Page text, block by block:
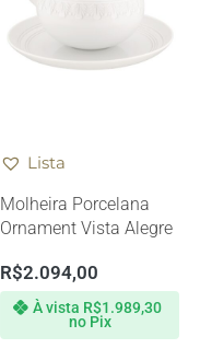
Lista
Molheira Porcelana
Ornament Vista Alegre
R$2.094,00
À vista R$1.989,30
no Pix